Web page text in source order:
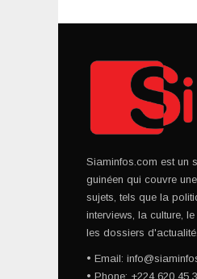
Siaminfos.com est un
guinéen qui couvre
sujets, tels que la
interviews, la culture,
les dossiers d'actualité.
• Email:
• Phone: +224 620 45